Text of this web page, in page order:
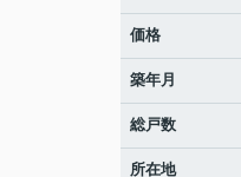
価格
築年月
総戸数
所在地